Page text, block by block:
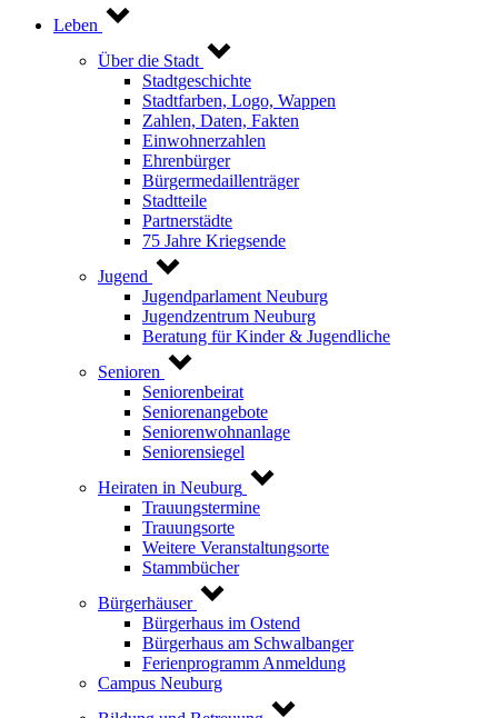
Leben
Über die Stadt
Stadtgeschichte
Stadtfarben, Logo, Wappen
Zahlen, Daten, Fakten
Einwohnerzahlen
Ehrenbürger
Bürgermedaillenträger
Stadtteile
Partnerstädte
75 Jahre Kriegsende
Jugend
Jugendparlament Neuburg
Jugendzentrum Neuburg
Beratung für Kinder & Jugendliche
Senioren
Seniorenbeirat
Seniorenangebote
Seniorenwohnanlage
Seniorensiegel
Heiraten in Neuburg
Trauungstermine
Trauungsorte
Weitere Veranstaltungsorte
Stammbücher
Bürgerhäuser
Bürgerhaus im Ostend
Bürgerhaus am Schwalbanger
Ferienprogramm Anmeldung
Campus Neuburg